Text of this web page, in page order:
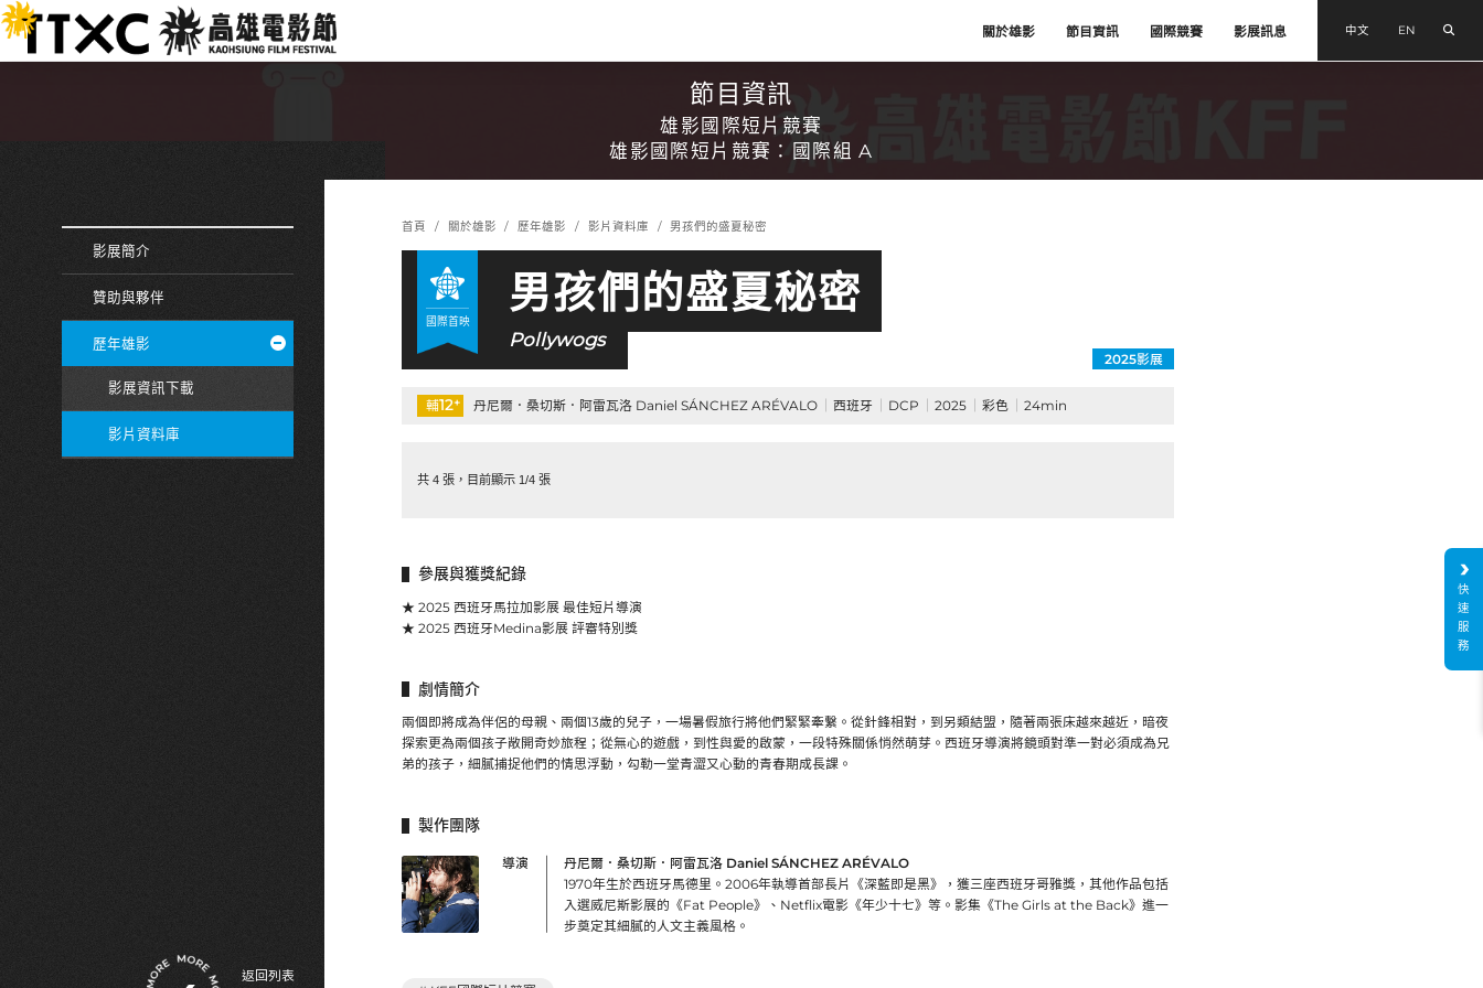
跳
到
主
:::
關於雄影 節目資訊 國際競賽 影展訊息 中文 EN
節目資訊
雄影國際短片競賽
雄影國際短片競賽：國際組 A
影展簡介
贊助與夥伴
歷年雄影
影展資訊下載
影片資料庫
首頁 關於雄影 歷年雄影 影片資料庫 男孩們的盛夏秘密
國際首映
男孩們的盛夏秘密
Pollywogs
2025影展
輔12+ 丹尼爾．桑切斯．阿雷瓦洛 Daniel SÁNCHEZ ARÉVALO 西班牙 DCP 2025 彩色 24min
共 4 張，目前顯示 1/4 張
參展與獲獎紀錄
★ 2025 西班牙馬拉加影展 最佳短片導演
★ 2025 西班牙Medina影展 評審特別獎
劇情簡介
兩個即將成為伴侶的母親、兩個13歲的兒子，一場暑假旅行將他們緊緊牽繫。從針鋒相對，到另類結盟，隨著兩張床越來越近，暗夜
探索更為兩個孩子敞開奇妙旅程；從無心的遊戲，到性與愛的啟蒙，一段特殊關係悄然萌芽。西班牙導演將鏡頭對準一對必須成為兄
弟的孩子，細膩捕捉他們的情思浮動，勾勒一堂青澀又心動的青春期成長課。
製作團隊
導演
丹尼爾．桑切斯．阿雷瓦洛 Daniel SÁNCHEZ ARÉVALO
1970年生於西班牙馬德里。2006年執導首部長片《深藍即是黑》，獲三座西班牙哥雅獎，其他作品包括
入選威尼斯影展的《Fat People》、Netflix電影《年少十七》等。影集《The Girls at the Back》進一
步奠定其細膩的人文主義風格。
返回列表
快
速
服
務